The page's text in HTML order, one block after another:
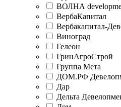
ВОЛНА
ВербаКапитал
Вербакапитал-
Виноград
Гелеон
ГринАгроСтрой
Группа Мета
ДОМ.РФ
Дар
Дельта